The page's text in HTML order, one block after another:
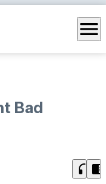
menu
Bad
headphones chrome_reader_mode